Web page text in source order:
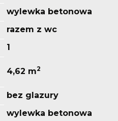
wylewka betonowa
razem z wc
1
4,62 m2
bez glazury
wylewka betonowa